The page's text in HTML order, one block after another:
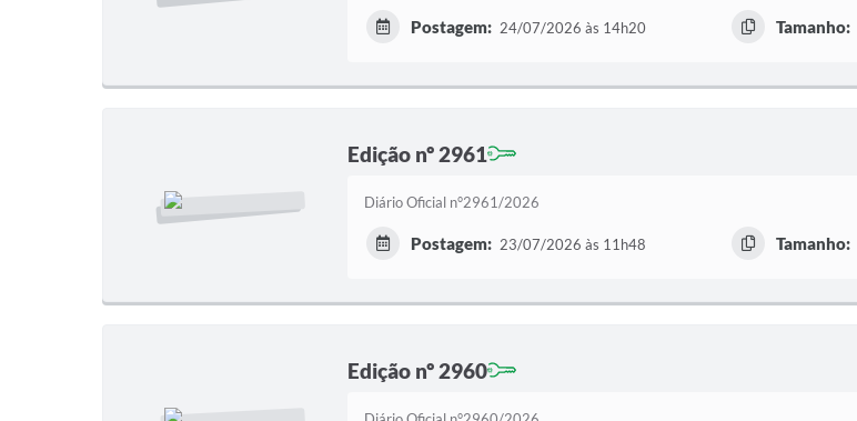
Postagem: 24/07/2026 às 14h20 Tamanho:
Edição nº 2961
Diário Oficial n°2961/2026
Postagem: 23/07/2026 às 11h48 Tamanho:
Edição nº 2960